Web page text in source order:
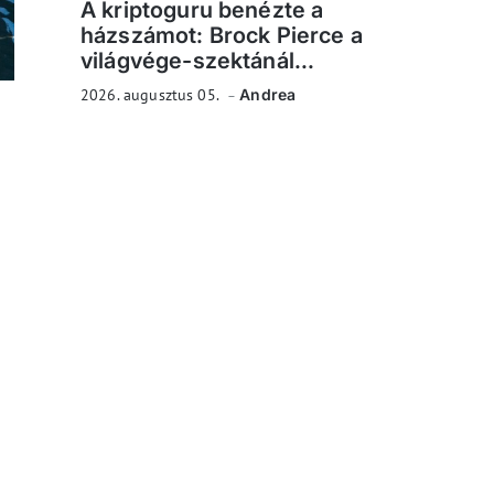
A kriptoguru benézte a
házszámot: Brock Pierce a
világvége-szektánál...
2026. augusztus 05. Andrea